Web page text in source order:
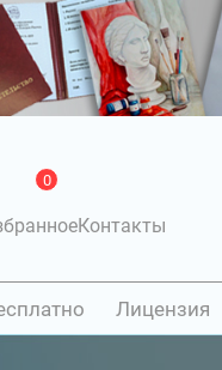
0
Контакты
Лицензия